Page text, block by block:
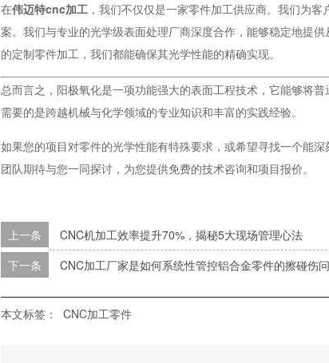
在伟迈特cnc加工 ，我们不仅仅是一家零件加工供应商。我们为
案。我们与专业的光学级表面处理厂商深度合作，能够稳定地提
的定制零件加工，我们都能确保其光学性能的精确实现。
总而言之，阳极氧化是一项功能强大的表面工程技术，它能够将
需要的是跨越机械与化学领域的专业知识和丰富的实践经验。
如果您的项目对零件的光学性能有特殊要求，或希望寻找一个能
团队期待与您一同探讨，为您提供免费的技术咨询和项目报价。
上一条
CNC机加工效率提升70%，揭秘5大现场管理心法
下一条 CNC加工厂家是如何系统性管控铝合金零件的擦碰伤
本文标签： CNC加工零件